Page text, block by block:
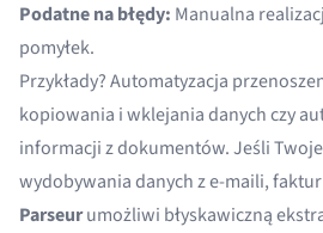
Podatne na błędy: Manualna
pomyłek.
Przykłady? Automatyzacja
kopiowania i wklejania danych czy
informacji z dokumentów. Jeśli
wydobywania danych z e-maili,
Parseurumożliwi błyskawiczną